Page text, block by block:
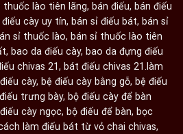
thuốc lào tiên lãng, bán điếu, bán điếu
điếu cày uy tín, bán sỉ điếu bát, bán sỉ
sỉ thuốc lào, bán sỉ thuốc lào tiên
, bao da điếu cày, bao da đựng điếu
chivas 21, bát điếu chivas 21.làm
cày, bệ điếu cày bằng gỗ, bệ điếu
trưng bày, bộ điếu cày để bàn
cày ngọc, bộ điếu để bàn, bọc
làm điếu bát từ vỏ chai chivas,